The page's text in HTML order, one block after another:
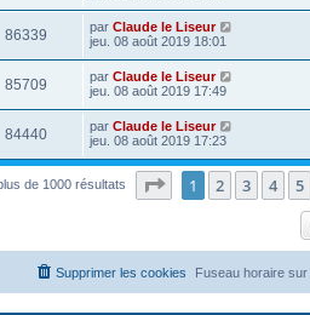
86339 par Claude le Liseur
jeu. 08 août 2019 18:01
85709 par Claude le Liseur
jeu. 08 août 2019 17:49
84440 par Claude le Liseur
jeu. 08 août 2019 17:23
de 1000 résultats Page sur20
1 2 3 4 5
Fuseau horaire sur
Supprimer les cookies